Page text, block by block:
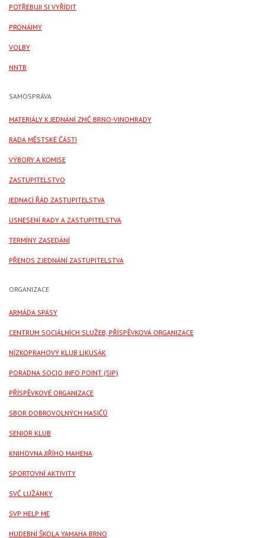
POTŘEBUJI SI VYŘÍDIT
PRONÁJMY
VOLBY
NNTB
SAMOSPRÁVA
MATERIÁLY K JEDNÁNÍ ZMČ BRNO-VINOHRADY
RADA MĚSTSKÉ ČÁSTI
VÝBORY A KOMISE
ZASTUPITELSTVO
JEDNACÍ ŘÁD ZASTUPITELSTVA
USNESENÍ RADY A ZASTUPITELSTVA
TERMÍNY ZASEDÁNÍ
PŘENOS Z JEDNÁNÍ ZASTUPITELSTVA
ORGANIZACE
ARMÁDA SPÁSY
CENTRUM SOCIÁLNÍCH SLUŽEB, PŘÍSPĚVKOVÁ ORGANIZACE
NÍZKOPRAHOVÝ KLUB LIKUSÁK
PORADNA SOCIO INFO POINT (SIP)
PŘÍSPĚVKOVÉ ORGANIZACE
SBOR DOBROVOLNÝCH HASIČŮ
SENIOR KLUB
KNIHOVNA JIŘÍHO MAHENA
SPORTOVNÍ AKTIVITY
SVČ LUŽÁNKY
SVP HELP ME
HUDEBNÍ ŠKOLA YAMAHA BRNO